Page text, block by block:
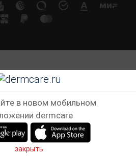
в новом мобильном
dermcare
закрыть
Избранные